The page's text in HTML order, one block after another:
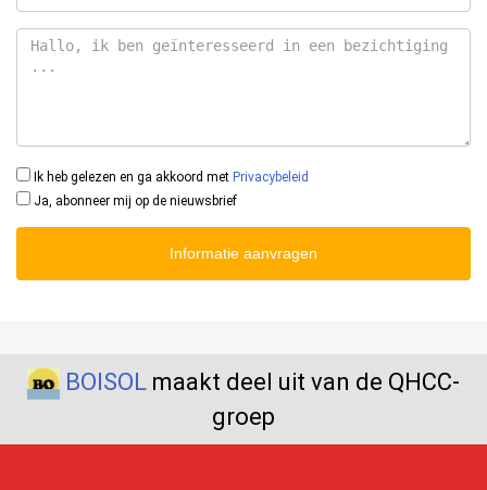
Ik heb gelezen en ga akkoord met Privacybeleid
Ja, abonneer mij op de nieuwsbrief
Informatie aanvragen
BOISOL maakt deel uit van de QHCC-
groep